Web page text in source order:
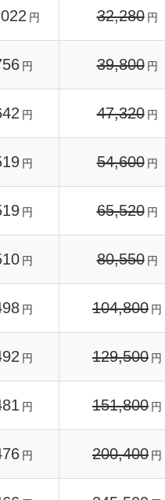
円 32,280 円
円 39,800 円
円 47,320 円
円 54,600 円
円 65,520 円
円 80,550 円
円 104,800 円
円 129,500 円
円 151,800 円
円 200,400 円